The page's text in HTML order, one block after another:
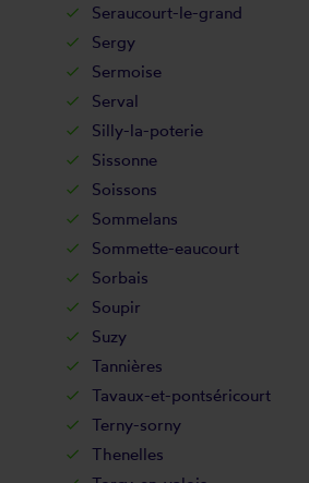
Seraucourt-le-grand
Sergy
Sermoise
Serval
Silly-la-poterie
Sissonne
Soissons
Sommelans
Sommette-eaucourt
Sorbais
Soupir
Suzy
Tannières
Tavaux-et-pontséricourt
Terny-sorny
Thenelles